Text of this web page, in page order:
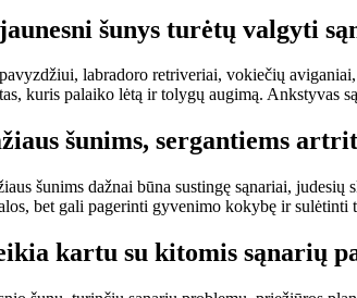
šunys turėtų valgyti
labradoro retriveriai, vokiečių
kuris palaiko lėtą ir tolygų augimą. Ankstyvas
šunims, sergantiems
šunims dažnai būna sustingę sąnariai,
bet gali pagerinti gyvenimo kokybę ir sulėtinti
kartu su kitomis sąnarių